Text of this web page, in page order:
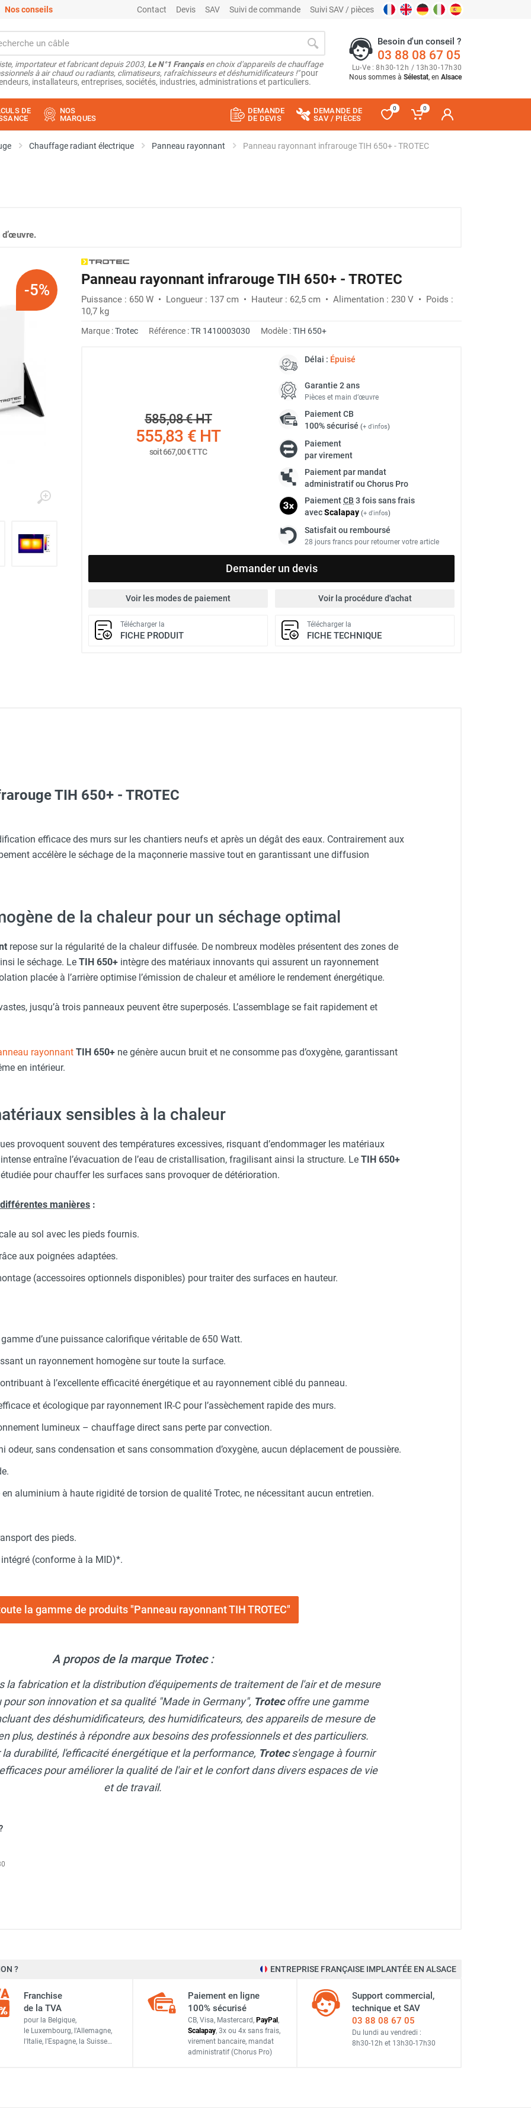
Nos conseils Contact Devis SAV Suivi de commande Suivi SAV / pièces
importateur et fabricant depuis 2003, Le N°1 Françaisen choix d'appareils de chauffage
à air chaud ou radiants, climatiseurs, rafraîchisseurs et déshumidificateurs !"pour
installateurs, entreprises, sociétés, industries, administrations et particuliers.
Besoin d'un conseil ?
03 88 08 67 05
Lu-Ve : 8h30-12h / 13h30-17h30
Nous sommes à Sélestat, en Alsace
DE
NOS
MARQUES
DEMANDE
DE DEVIS
DEMANDE DE
SAV / PIÈCES
0 0
Chauffage radiant électrique Panneau rayonnant Panneau rayonnant infrarouge TIH 650+ - TROTEC
-5% -5%
Panneau rayonnant infrarouge TIH 650+ - TROTEC
Puissance : 650 W • Longueur : 137 cm • Hauteur : 62,5 cm • Alimentation : 230 V • Poids :
10,7 kg
Marque :Trotec Référence :TR 1410003030 Modèle :TIH 650+
585,08 €HT
555,83 €HT
soit667,00 €TTC
Délai : Épuisé
Garantie 2 ans
Pièces et main d’œuvre
PaiementCB
100% sécurisé (+ d'infos)
Paiement
par virement
Paiement par mandat
administratif ou Chorus Pro
PaiementCB 3 fois sans frais
avecScalapay (+ d'infos)
Satisfait ou remboursé
28 jours francs pour retourner votre article
Demander un devis
Voir les modes de paiement Voir la procédure d'achat
Télécharger la
FICHE PRODUIT
Télécharger la
FICHE TECHNIQUE
700 S - TROTEC
radiant TIH 650+ - TROTEC
TIH - TROTEC
TIH 350+/650+ - TROTEC
protège-menton Smartguard PE 10H - HUSQVARNA
tête réglable - HUSQVARNA
M - HUSQVARNA
XXL - HUSQVARNA
TIH 650+ - TROTEC
efficace des murs sur les chantiers neufs et après un dégât des eaux. Contrairement aux
accélère le séchage de la maçonnerie massive tout en garantissant une diffusion
de la chaleur pour un séchage optimal
repose sur la régularité de la chaleur diffusée. De nombreux modèles présentent des zones de
le séchage. Le TIH 650+ intègre des matériaux innovants qui assurent un rayonnement
placée à l’arrière optimise l’émission de chaleur et améliore le rendement énergétique.
jusqu’à trois panneaux peuvent être superposés. L’assemblage se fait rapidement et
rayonnant TIH 650+ ne génère aucun bruit et ne consomme pas d’oxygène, garantissant
en intérieur.
sensibles à la chaleur
provoquent souvent des températures excessives, risquant d’endommager les matériaux
entraîne l’évacuation de l’eau de cristallisation, fragilisant ainsi la structure. Le TIH 650+
pour chauffer les surfaces sans provoquer de détérioration.
manières :
au sol avec les pieds fournis.
aux poignées adaptées.
(accessoires optionnels disponibles) pour traiter des surfaces en hauteur.
d’une puissance calorifique véritable de 650 Watt.
un rayonnement homogène sur toute la surface.
à l’excellente efficacité énergétique et au rayonnement ciblé du panneau.
et écologique par rayonnement IR-C pour l’assèchement rapide des murs.
lumineux – chauffage direct sans perte par convection.
odeur, sans condensation et sans consommation d’oxygène, aucun déplacement de poussière.
aluminium à haute rigidité de torsion de qualité Trotec, ne nécessitant aucun entretien.
des pieds.
(conforme à la MID)*.
la gamme de produits "Panneau rayonnant TIH TROTEC"
A propos de la marque Trotec:
la fabrication et la distribution d'équipements de traitement de l'air et de mesure
pour son innovation et sa qualité "Made in Germany", Trotecoffre une gamme
des déshumidificateurs, des humidificateurs, des appareils de mesure de
plus, destinés à répondre aux besoins des professionnels et des particuliers.
durabilité, l'efficacité énergétique et la performance, Trotecs'engage à fournir
pour améliorer la qualité de l'air et le confort dans divers espaces de vie
et de travail.
0,85 m²
TIH 300 S - TROTEC
TIH 700 S - TROTEC
? ENTREPRISE FRANÇAISE IMPLANTÉE EN ALSACE
Franchise
de la TVA
pour la Belgique,
le Luxembourg, l'Allemagne,
l'Italie, l'Espagne, la Suisse…
Paiement en ligne
100% sécurisé
CB, Visa, Mastercard, PayPal ,
Scalapay, 3x ou 4x sans frais,
virement bancaire, mandat
administratif (Chorus Pro)
Support commercial,
technique et SAV
03 88 08 67 05
Du lundi au vendredi :
8h30-12h et 13h30-17h30